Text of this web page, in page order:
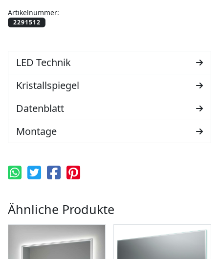
Artikelnummer:
LED Technik
Kristallspiegel
Datenblatt
Montage
Ähnliche Produkte